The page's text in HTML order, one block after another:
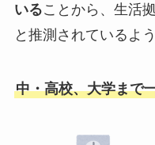
いることから、 生活
と推測されているよう
中・高校、大学まで